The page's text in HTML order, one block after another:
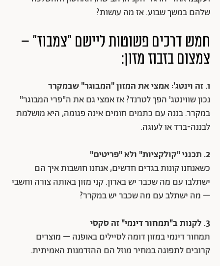
שלהם במשך שבוע. אז מה עושות?
חמש דרכים פשוטות ליישם "צמבוז" –
צמצום בזבוז מזון:
1. זה וינטג': אמצי את המזון "המבוגר" שבמקרר
נכון שווינטג' הפך לטרנד? אז אמצי גם את ה"פרי המבוגר"
במקרר. בננה עם כתמים חומים אינה פגומה, היא מושלמת
לבננה-ברד או לעוגה.
2. תכנני "קולקציות" ולא "פריטים"
כשאנחנו קונות בגדים חדשים, אנחנו חושבות איך הם
ישתלבו עם מה שכבר יש בארון. קני מזון באותה צורה וחשבי
– מה ישתלב עם מה שכבר יש במקרר?
3. לקנות ב"תמחור דינמי" זה סקסי
תמחור דינמי במזון דומה לסיילים באופנה – מוצרים
קרובים לתפוגה במחיר מוזל הם ההזדמנות האמיתית.